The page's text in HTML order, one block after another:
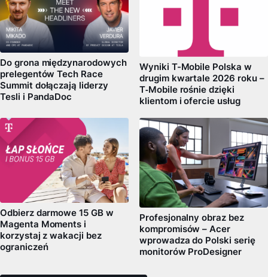
Do grona międzynarodowych
prelegentów Tech Race
Summit dołączają liderzy
Tesli i PandaDoc
Wyniki T-Mobile Polska w
drugim kwartale 2026 roku –
T‑Mobile rośnie dzięki
klientom i ofercie usług
Odbierz darmowe 15 GB w
Magenta Moments i
korzystaj z wakacji bez
ograniczeń
Profesjonalny obraz bez
kompromisów – Acer
wprowadza do Polski serię
monitorów ProDesigner